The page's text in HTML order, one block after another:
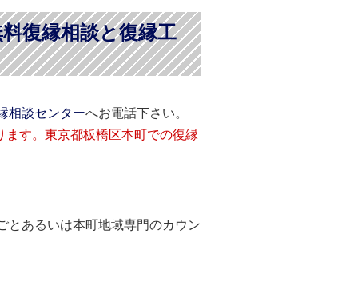
復縁相談と復縁工
相談センターへお電話下さい。
す。東京都板橋区本町での復縁
とあるいは本町地域専門のカウン